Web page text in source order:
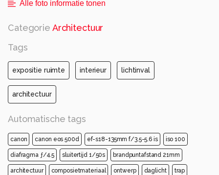
Alle foto informatie tonen
Categorie Architectuur
Tags
expositie ruimte interieur lichtinval
architectuur
Automatische tags
canon canon eos 500d ef-s18-135mm f/3.5-5.6 is iso 100
diafragma ƒ/4.5 sluitertijd 1/50s brandpuntafstand 21mm
architectuur composietmateriaal ontwerp daglicht trap